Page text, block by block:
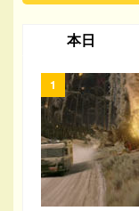
本日